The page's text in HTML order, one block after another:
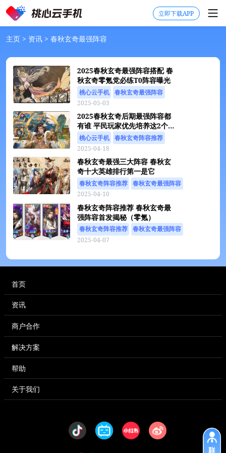
立即下载APP
主页 > 资讯 > 春秋玄奇最强阵容
2025春秋玄奇最强阵容搭配 春
秋玄奇零氪党必练T0阵容曝光
桃心云手机
春秋玄奇最强阵容
春秋玄奇游戏攻略
春秋玄奇阵容推荐
云手机
2025-05-03
2025春秋玄奇后期最强阵容都
有谁 平民玩家优先培养这2个角
色【最新】
桃心云手机
春秋玄奇阵容推荐
春秋玄奇最强阵容
春秋玄奇
春秋玄奇游戏攻略
春秋玄奇新手攻略
云手机
2025-04-18
春秋玄奇最强三大阵容 春秋玄
奇十大英雄排行第一是它
春秋玄奇阵容推荐
春秋玄奇最强阵容
春秋玄奇最强英雄
春秋玄奇游戏攻略
春秋玄奇新手攻略
2025-04-10
春秋玄奇阵容推荐 春秋玄奇最
强阵容首发揭秘（零氪）
春秋玄奇阵容推荐
春秋玄奇最强阵容
桃心云手机
春秋玄奇新手攻略
云手机
2025-04-07
首页
资讯
商户合作
解决方案
帮助
关于我们